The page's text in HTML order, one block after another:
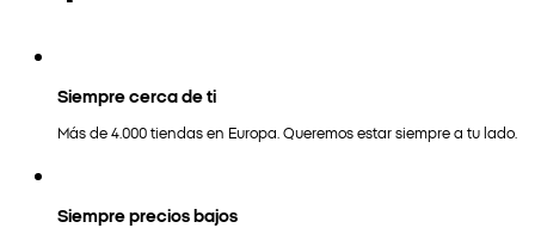
Siempre cerca de ti
Más de 4.000 tiendas en Europa. Queremos estar siempre a tu lado.
Siempre precios bajos